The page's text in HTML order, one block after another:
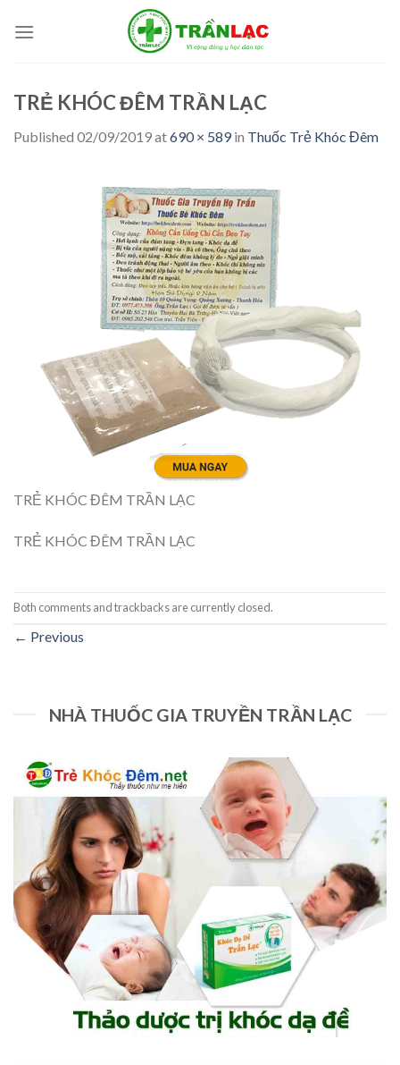
TRẺ KHÓC ĐÊM TRẦN LẠC
Published 02/09/2019at690 × 589in Thuốc Trẻ Khóc Đêm
TRẺ KHÓC ĐÊM TRẦN LẠC
TRẺ KHÓC ĐÊM TRẦN LẠC
Both comments and trackbacks are currently closed.
← Previous
NHÀ THUỐC GIA TRUYỀN TRẦN LẠC